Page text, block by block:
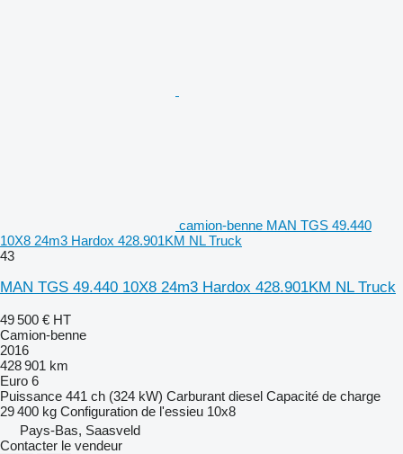
camion-benne MAN TGS 49.440
10X8 24m3 Hardox 428.901KM NL Truck
43
MAN TGS 49.440 10X8 24m3 Hardox 428.901KM NL Truck
49 500 € HT
Camion-benne
2016
428 901 km
Euro 6
Puissance 441 ch (324 kW) Carburant diesel Capacité de charge
29 400 kg Configuration de l'essieu 10x8
Pays-Bas, Saasveld
Contacter le vendeur